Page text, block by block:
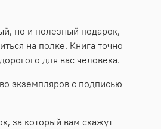
но и полезный подарок,
на полке. Книга точно
для вас человека.
экземпляров с подписью
за который вам скажут